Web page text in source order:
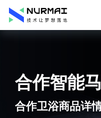
合作智能
合作卫浴商品详